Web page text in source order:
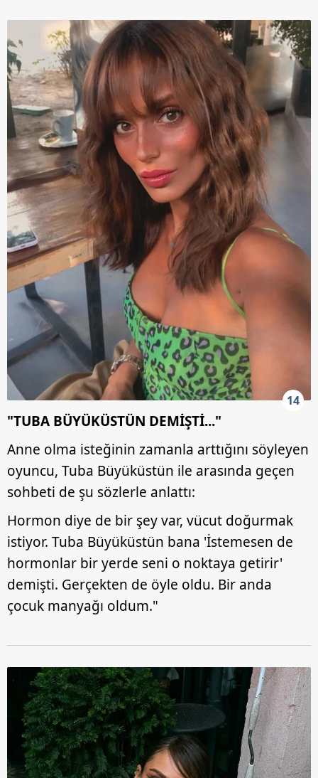
14
"TUBA BÜYÜKÜSTÜN DEMİŞTİ..."
Anne olma isteğinin zamanla arttığını söyleyen
oyuncu, Tuba Büyüküstün ile arasında geçen
sohbeti de şu sözlerle anlattı:
Hormon diye de bir şey var, vücut doğurmak
istiyor. Tuba Büyüküstün bana 'İstemesen de
hormonlar bir yerde seni o noktaya getirir'
demişti. Gerçekten de öyle oldu. Bir anda
çocuk manyağı oldum."